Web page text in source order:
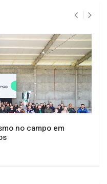
no campo em